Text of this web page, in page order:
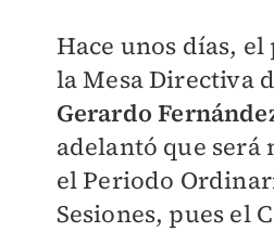
Hace unos días,
la Mesa Directiva
Gerardo
adelantó que será
el Periodo
Sesiones, pues el